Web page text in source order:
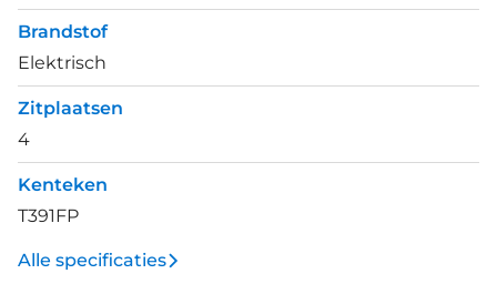
Brandstof
Elektrisch
Zitplaatsen
4
Kenteken
T391FP
Alle specificaties